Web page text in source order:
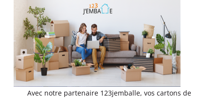
Avec notre partenaire 123jemballe, vos cartons de